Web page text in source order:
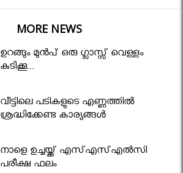
MORE NEWS
ഉറങ്ങും മുന്‍പ് ഒരു ഗ്ലാസ്സ് വെള്ളം
കുടിക്കൂ...
വീട്ടിലെ പടികളുടെ എണ്ണത്തിൽ
ശ്രദ്ധിക്കേണ്ട കാര്യങ്ങൾ
നാളെ ഉച്ചയ്ക്ക് എസ്എസ്എല്‍സി
പരീക്ഷ ഫലം